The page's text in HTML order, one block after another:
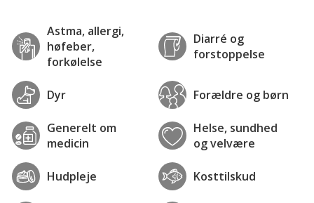
Astma, allergi,
høfeber,
forkølelse
Diarré og
forstoppelse
Dyr Forældre og børn
Generelt om
medicin
Helse, sundhed
og velvære
Hudpleje Kosttilskud